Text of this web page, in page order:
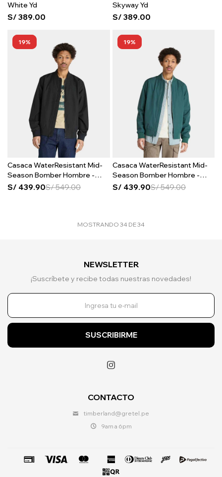
White Yd
S/ 389.00
Skyway Yd
S/ 389.00
19
Casaca WaterResistant Mid-
Season Bomber Hombre -
Black
S/ 439.90S/549.00
19
Casaca WaterResistant Mid-
Season Bomber Hombre -
Green Gables
S/ 439.90S/549.00
MOSTRANDO 34 DE34
CONTACTO
timberland@gretel.pe
9am a 6pm
NEWSLETTER
¡Suscríbete y recibe todas nuestras novedades!
SUSCRIBIRME
